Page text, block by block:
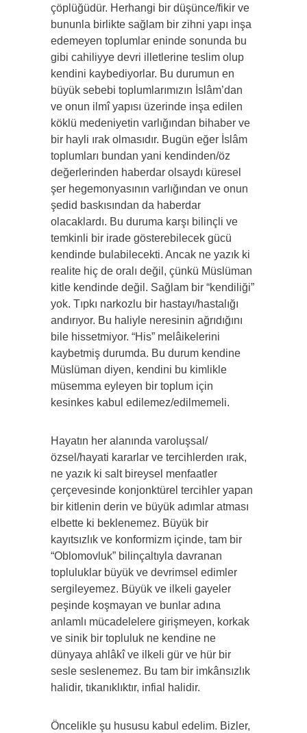
çöplüğüdür. Herhangi bir düşünce/fikir ve
bununla birlikte sağlam bir zihni yapı inşa
edemeyen toplumlar eninde sonunda bu
gibi cahiliyye devri illetlerine teslim olup
kendini kaybediyorlar. Bu durumun en
büyük sebebi toplumlarımızın İslâm’dan
ve onun ilmî yapısı üzerinde inşa edilen
köklü medeniyetin varlığından bihaber ve
bir hayli ırak olmasıdır. Bugün eğer İslâm
toplumları bundan yani kendinden/öz
değerlerinden haberdar olsaydı küresel
şer hegemonyasının varlığından ve onun
şedid baskısından da haberdar
olacaklardı. Bu duruma karşı bilinçli ve
temkinli bir irade gösterebilecek gücü
kendinde bulabilecekti. Ancak ne yazık ki
realite hiç de oralı değil, çünkü Müslüman
kitle kendinde değil. Sağlam bir “kendiliği”
yok. Tıpkı narkozlu bir hastayı/hastalığı
andırıyor. Bu haliyle neresinin ağrıdığını
bile hissetmiyor. “His” melâikelerini
kaybetmiş durumda. Bu durum kendine
Müslüman diyen, kendini bu kimlikle
müsemma eyleyen bir toplum için
kesinkes kabul edilemez/edilmemeli.
Hayatın her alanında varoluşsal/
özsel/hayati kararlar ve tercihlerden ırak,
ne yazık ki salt bireysel menfaatler
çerçevesinde konjonktürel tercihler yapan
bir kitlenin derin ve büyük adımlar atması
elbette ki beklenemez. Büyük bir
kayıtsızlık ve konformizm içinde, tam bir
“Oblomovluk” bilinçaltıyla davranan
topluluklar büyük ve devrimsel edimler
sergileyemez. Büyük ve ilkeli gayeler
peşinde koşmayan ve bunlar adına
anlamlı mücadelelere girişmeyen, korkak
ve sinik bir topluluk ne kendine ne
dünyaya ahlâkî ve ilkeli gür ve hür bir
sesle seslenemez. Bu tam bir imkânsızlık
halidir, tıkanıklıktır, infial halidir.
Öncelikle şu hususu kabul edelim. Bizler,